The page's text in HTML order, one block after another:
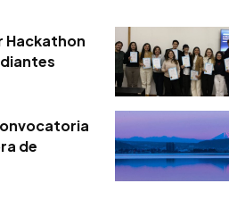
Hackathon
de